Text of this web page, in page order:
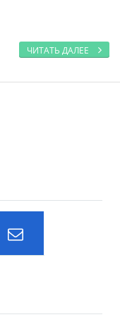
ЧИТАТЬ ДАЛЕЕ